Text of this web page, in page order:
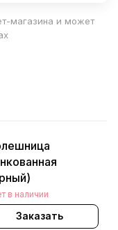
магазина и может
в наличии
Заказать